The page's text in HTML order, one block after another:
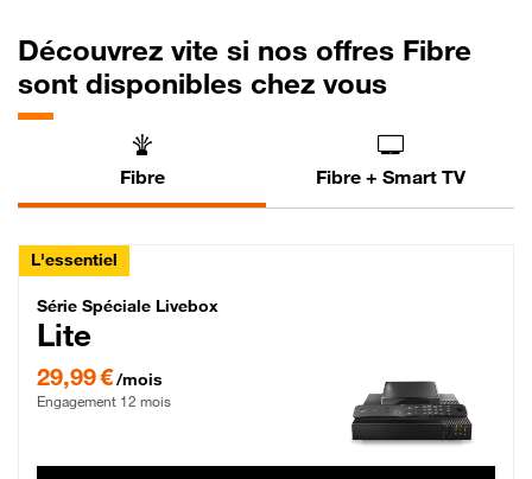
Découvrez vite si nos offres Fibre
sont disponibles chez vous
Fibre Fibre + Smart TV
L'essentiel
Série Spéciale Livebox Lite Fibre
Série Spéciale Livebox
Lite
29,99 €/mois
Engagement 12 mois